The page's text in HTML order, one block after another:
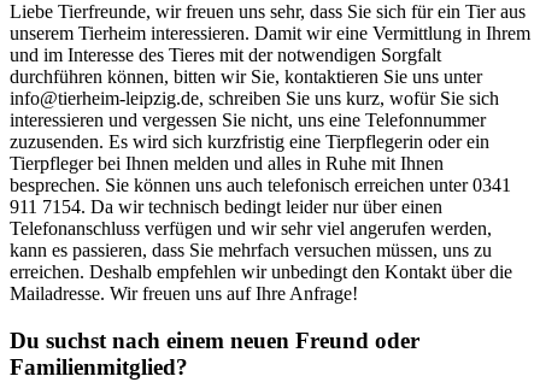
Liebe Tierfreunde, wir freuen uns sehr, dass Sie sich für ein Tier aus
unserem Tierheim interessieren. Damit wir eine Vermittlung in Ihrem
und im Interesse des Tieres mit der notwendigen Sorgfalt
durchführen können, bitten wir Sie, kontaktieren Sie uns unter
info@tierheim-leipzig.de, schreiben Sie uns kurz, wofür Sie sich
interessieren und vergessen Sie nicht, uns eine Telefonnummer
zuzusenden. Es wird sich kurzfristig eine Tierpflegerin oder ein
Tierpfleger bei Ihnen melden und alles in Ruhe mit Ihnen
besprechen. Sie können uns auch telefonisch erreichen unter 0341
911 7154. Da wir technisch bedingt leider nur über einen
Telefonanschluss verfügen und wir sehr viel angerufen werden,
kann es passieren, dass Sie mehrfach versuchen müssen, uns zu
erreichen. Deshalb empfehlen wir unbedingt den Kontakt über die
Mailadresse. Wir freuen uns auf Ihre Anfrage!
Du suchst nach einem neuen Freund oder
Familienmitglied?